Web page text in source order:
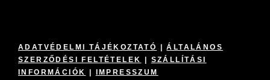
ADATVÉDELMI TÁJÉKOZTATÓ |ÁLTALÁNOS
SZERZŐDÉSI FELTÉTELEK
SZÁLLÍTÁSI
INFORMÁCIÓK
IMPRESSZUM